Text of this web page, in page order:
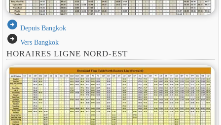
arrow_circle_right Depuis Bangkok
arrow_circle_right Vers Bangkok
HORAIRES LIGNE NORD-EST